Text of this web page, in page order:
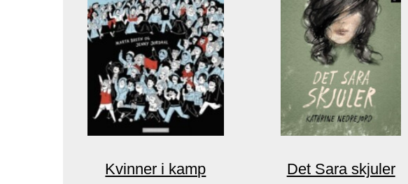
Kvinner i kamp Det Sara skjuler